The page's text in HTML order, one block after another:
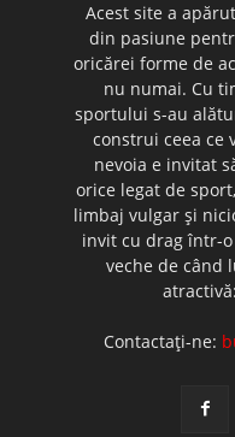
Acest site a
din pasiune
oricărei forme de
nu numai. Cu
sportului s-au
construi ceea ce
nevoia e invitat
orice legat de
limbaj vulgar şi
invit cu drag într-
veche de când
Contactați-ne: